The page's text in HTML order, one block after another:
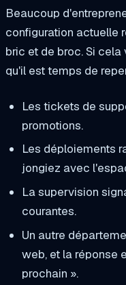
Beaucoup
configuration actuelle
bric et de broc. Si
qu'il est temps de
Les tickets de
promotions.
Les déploiements
jongiez avec
La supervision
courantes.
Un autre
web, et la réponse
prochain ».